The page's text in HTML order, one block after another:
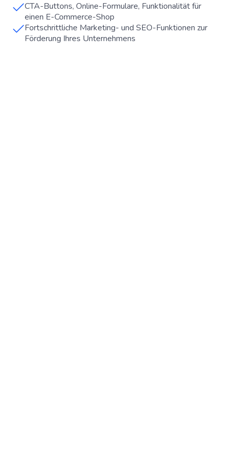
CTA-Buttons, Online-Formulare, Funktionalität für
einen E-Commerce-Shop
Fortschrittliche Marketing- und SEO-Funktionen zur
Förderung Ihres Unternehmens